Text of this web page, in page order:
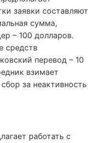
заявки составляют
сумма,
– 100 долларов.
средств
перевод – 10
взимает
за неактивность
работать с